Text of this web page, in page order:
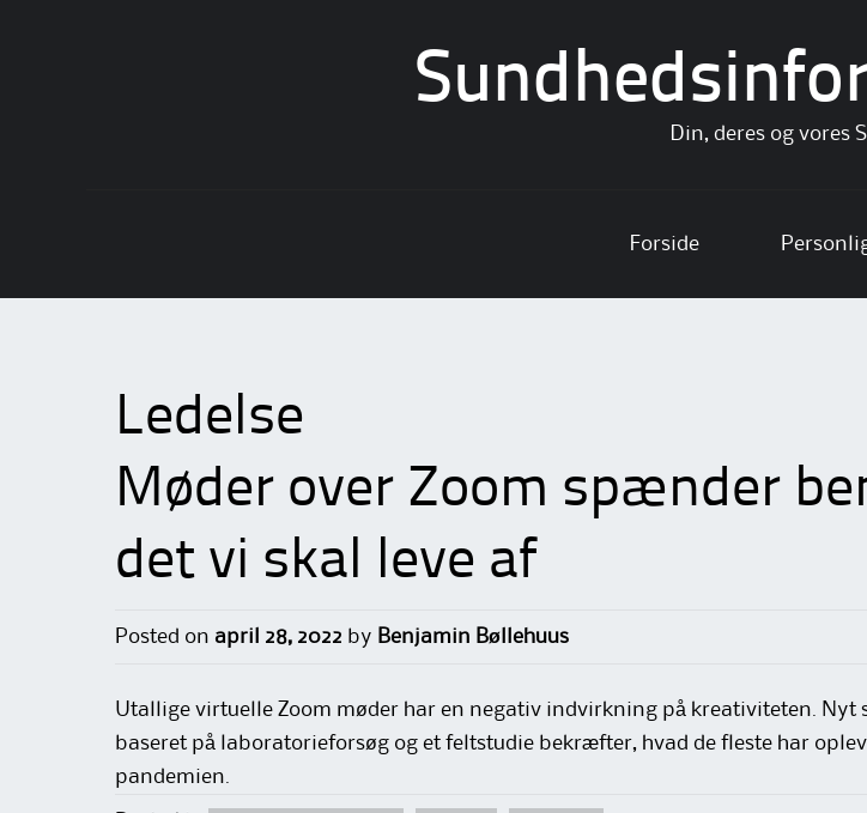
Din, deres og vores
content
Forside
Ledelse
Møder over Zoom spænder
det vi skal leve af
Posted on april 28, 2022 by Benjamin Bøllehuus
Utallige virtuelle Zoom møder har en negativ indvirkning på kreativiteten. Nyt
baseret på laboratorieforsøg og et feltstudie bekræfter, hvad de fleste har
pandemien.